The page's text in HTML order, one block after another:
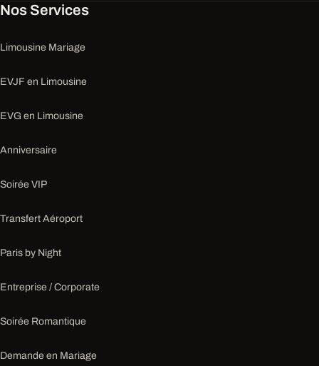
Nos Services
Limousine Mariage
EVJF en Limousine
EVG en Limousine
Anniversaire
Soirée VIP
Transfert Aéroport
Paris by Night
Entreprise / Corporate
Soirée Romantique
Demande en Mariage